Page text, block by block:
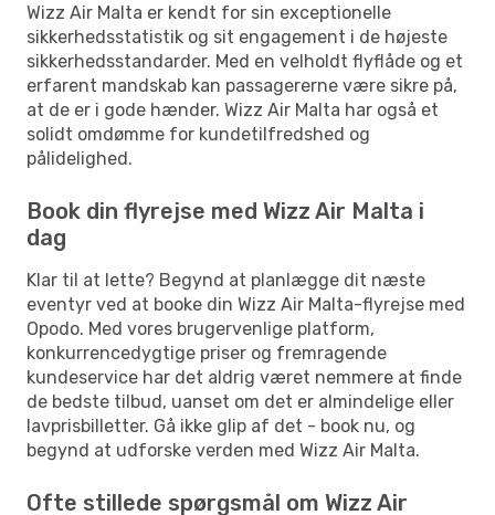
Wizz Air Malta er kendt for sin exceptionelle
sikkerhedsstatistik og sit engagement i de højeste
sikkerhedsstandarder. Med en velholdt flyflåde og et
erfarent mandskab kan passagererne være sikre på,
at de er i gode hænder. Wizz Air Malta har også et
solidt omdømme for kundetilfredshed og
pålidelighed.
Book din flyrejse med Wizz Air Malta i
dag
Klar til at lette? Begynd at planlægge dit næste
eventyr ved at booke din Wizz Air Malta-flyrejse med
Opodo. Med vores brugervenlige platform,
konkurrencedygtige priser og fremragende
kundeservice har det aldrig været nemmere at finde
de bedste tilbud, uanset om det er almindelige eller
lavprisbilletter. Gå ikke glip af det - book nu, og
begynd at udforske verden med Wizz Air Malta.
Ofte stillede spørgsmål om Wizz Air